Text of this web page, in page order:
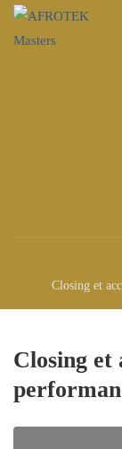
Closing et
Closing et